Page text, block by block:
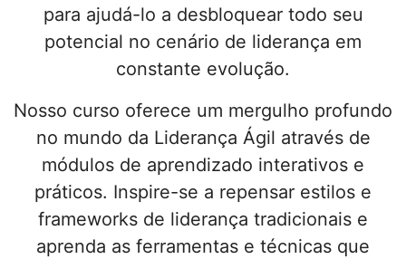
para ajudá-lo a desbloquear todo seu
potencial no cenário de liderança em
constante evolução.
Nosso curso oferece um mergulho profundo
no mundo da Liderança Ágil através de
módulos de aprendizado interativos e
práticos. Inspire-se a repensar estilos e
frameworks de liderança tradicionais e
aprenda as ferramentas e técnicas que